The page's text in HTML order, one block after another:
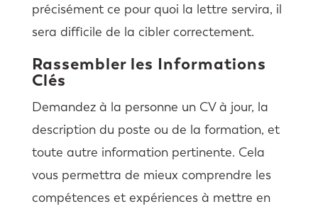
précisément ce pour quoi la lettre servira, il
sera difficile de la cibler correctement.
Rassembler les Informations
Clés
Demandez à la personne un CV à jour, la
description du poste ou de la formation, et
toute autre information pertinente. Cela
vous permettra de mieux comprendre les
compétences et expériences à mettre en